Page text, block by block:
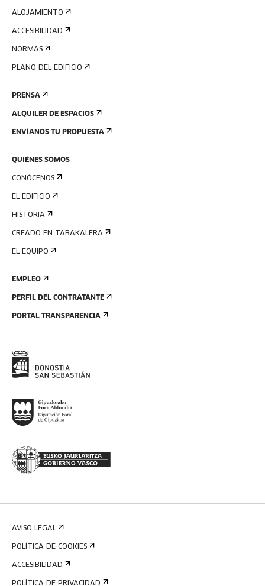
ALOJAMIENTO
ACCESIBILIDAD
NORMAS
PLANO DEL EDIFICIO
PRENSA
ALQUILER DE ESPACIOS
ENVÍANOS TU PROPUESTA
QUIÉNES SOMOS
CONÓCENOS
EL EDIFICIO
HISTORIA
CREADO EN TABAKALERA
EL EQUIPO
EMPLEO
PERFIL DEL CONTRATANTE
PORTAL TRANSPARENCIA
AVISO LEGAL
POLÍTICA DE COOKIES
ACCESIBILIDAD
POLÍTICA DE PRIVACIDAD